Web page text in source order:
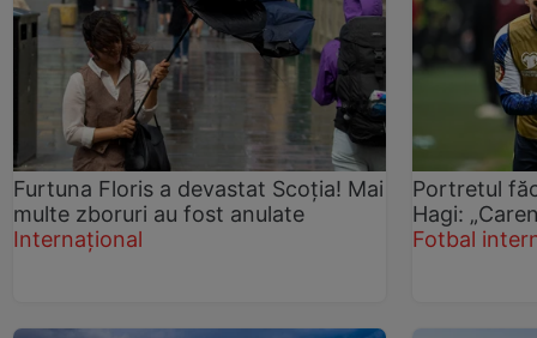
Furtuna Floris a devastat Scoția! Mai
multe zboruri au fost anulate
Internațional
Portretul
Hagi:
Fotbal